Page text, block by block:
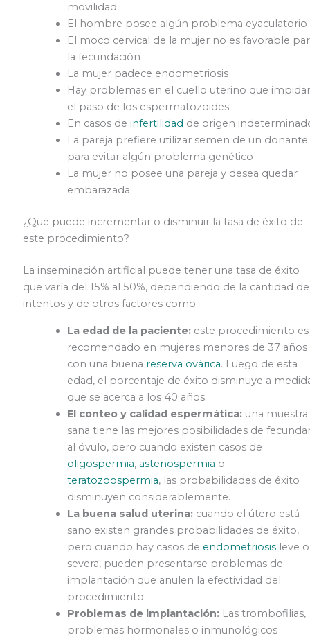
movilidad
El hombre posee algún problema eyaculatorio
El moco cervical de la mujer no es favorable
la fecundación
La mujer padece endometriosis
Hay problemas en el cuello uterino que
el paso de los espermatozoides
En casos de infertilidad de origen
La pareja prefiere utilizar semen de un donante
para evitar algún problema genético
La mujer no posee una pareja y desea quedar
embarazada
¿Qué puede incrementar o disminuir la tasa de éxito de
este procedimiento?
La inseminación artificial puede tener una tasa de éxito
que varía del 15% al 50%, dependiendo de la cantidad de
intentos y de otros factores como:
La edad de la paciente:este procedimiento es
recomendado en mujeres menores de 37 años
con una buena reserva ovárica. Luego de esta
edad, el porcentaje de éxito disminuye a
que se acerca a los 40 años.
El conteo y calidad espermática:una muestra
sana tiene las mejores posibilidades de
al óvulo, pero cuando existen casos de
oligospermia, astenospermia o
teratozoospermia, las probabilidades de éxito
disminuyen considerablemente.
La buena salud uterina:cuando el útero está
sano existen grandes probabilidades de éxito,
pero cuando hay casos de endometriosisleve o
severa, pueden presentarse problemas de
implantación que anulen la efectividad del
procedimiento.
Problemas de implantación:Las trombofilias,
problemas hormonales o inmunológicos